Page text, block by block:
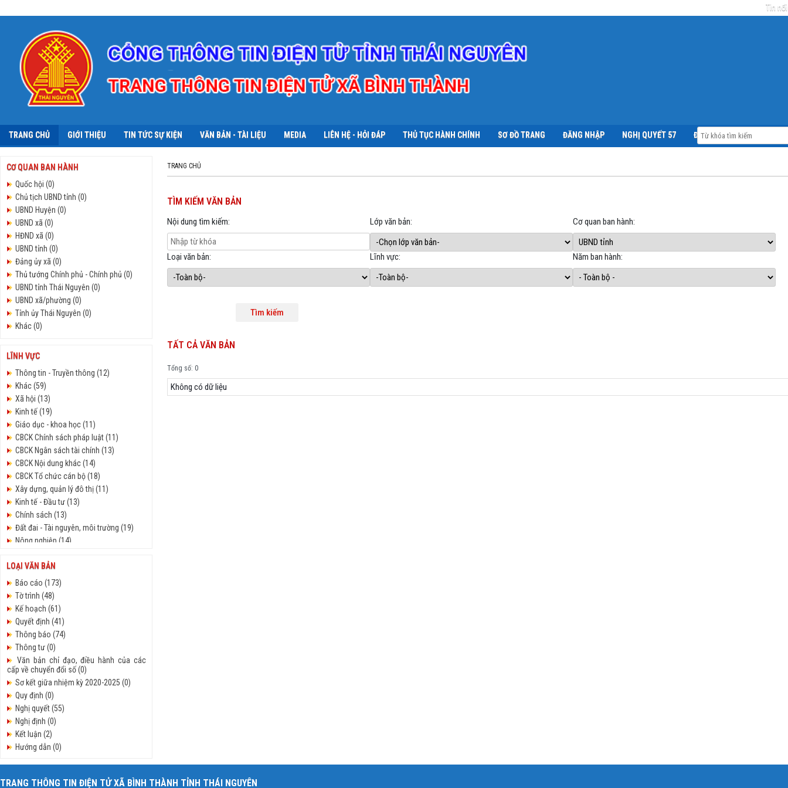
Tin
TRANG CHỦ GIỚI THIỆU TIN TỨC SỰ KIỆN VĂN BẢN - TÀI LIỆU MEDIA LIÊN HỆ - HỎI ĐÁP THỦ TỤC HÀNH CHÍNH SƠ ĐỒ TRANG ĐĂNG NHẬP NGHỊ QUYẾT 57 ĐỀ ÁN 06
CƠ QUAN BAN HÀNH
Quốc hội (0)
Chủ tịch UBND tỉnh (0)
UBND Huyện (0)
UBND xã (0)
HĐND xã (0)
UBND tỉnh (0)
Đảng ủy xã (0)
Thủ tướng Chính phủ - Chính phủ (0)
UBND tỉnh Thái Nguyên (0)
UBND xã/phường (0)
Tỉnh ủy Thái Nguyên (0)
Khác (0)
LĨNH VỰC
Thông tin - Truyền thông (12)
Khác (59)
Xã hội (13)
Kinh tế (19)
Giáo dục - khoa học (11)
CBCK Chính sách pháp luật (11)
CBCK Ngân sách tài chính (13)
CBCK Nội dung khác (14)
CBCK Tổ chức cán bộ (18)
Xây dựng, quản lý đô thị (11)
Kinh tế - Đầu tư (13)
Chính sách (13)
Đất đai - Tài nguyên, môi trường (19)
Nông nghiệp (14)
Nội vụ (61)
An ninh - Quốc phòng (17)
Văn hóa - xã hội (61)
Tiếp công dân (65)
Y tế - Giáo dục (15)
Chuyển đổi số (32)
Nông thôn mới (12)
Pháp Luật (16)
Cải cách hành chính (16)
Hội đồng nhân dân (252)
Giao thông vận tải (15)
Kinh tế - xã hội (155)
Tư pháp - Hộ tịch (15)
Văn hóa - Lao động TB & XH (13)
LOẠI VĂN BẢN
Báo cáo (173)
Tờ trình (48)
Kế hoạch (61)
Quyết định (41)
Thông báo (74)
Thông tư (0)
Văn bản chỉ đạo, điều hành của các
cấp về chuyển đổi số (0)
Sơ kết giữa nhiệm kỳ 2020-2025 (0)
Quy định (0)
Nghị quyết (55)
Nghị định (0)
Kết luận (2)
Hướng dẫn (0)
Công văn (236)
TRANG CHỦ
TÌM KIẾM VĂN BẢN
Nội dung tìm kiếm: Lớp văn bản: Cơ quan ban hành:
Loại văn bản: Lĩnh vực: Năm ban hành:
TẤT CẢ VĂN BẢN
Tổng số: 0
Không có dữ liệu
TRANG THÔNG TIN ĐIỆN TỬ XÃ BÌNH THÀNH TỈNH THÁI NGUYÊN